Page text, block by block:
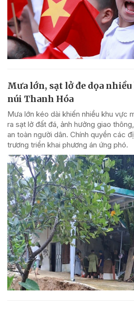
Mưa lớn, sạt lở đe dọa
núi Thanh Hóa
Mưa lớn kéo dài khiến nhiều khu vực
ra sạt lở đất đá, ảnh hưởng giao
an toàn người dân. Chính quyền các
trương triển khai phương án ứng phó.